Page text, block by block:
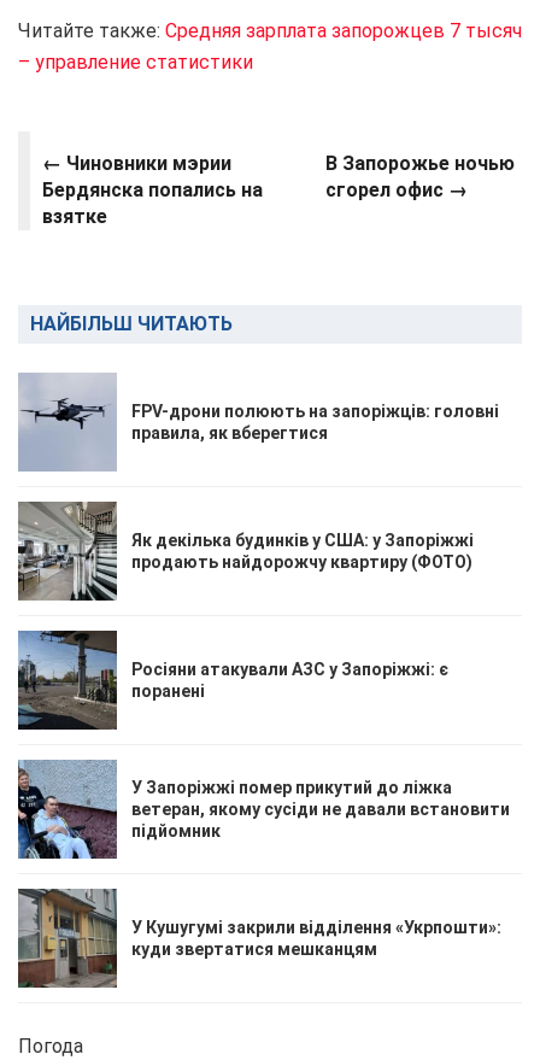
Читайте также: Средняя зарплата запорожцев 7 тысяч
– управление статистики
← Чиновники мэрии
Бердянска попались на
взятке
В Запорожье ночью
сгорел офис →
НАЙБІЛЬШ ЧИТАЮТЬ
FPV-дрони полюють на запоріжців: головні
правила, як вберегтися
Як декілька будинків у США: у Запоріжжі
продають найдорожчу квартиру (ФОТО)
Росіяни атакували АЗС у Запоріжжі: є
поранені
У Запоріжжі помер прикутий до ліжка
ветеран, якому сусіди не давали встановити
підйомник
У Кушугумі закрили відділення «Укрпошти»:
куди звертатися мешканцям
Погода